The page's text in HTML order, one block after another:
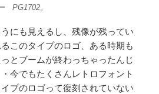
PG1702。
にも見えるし、残像が残ってい
このタイプのロゴ、ある時期も
とブームが終わっちゃったんじ
今でもたくさんレトロフォント
プのロゴって復刻されていない